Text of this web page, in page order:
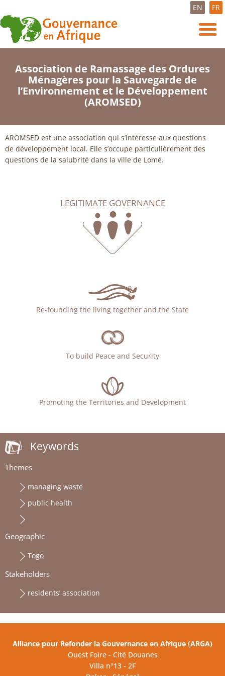
EN FR
Association de Ramassage des Ordures
Ménagères pour la Sauvegarde de
l’Environnement et le Développement
(AROMSED)
AROMSED est une association qui s’intéresse aux questions
de développement local. Elle s’occupe particulièrement des
questions de la salubrité dans la ville de Lomé.
LEGITIMATE GOVERNANCE
Re-founding the living together and the State
To build Peace and Security
Promoting the Territories and Development
Keywords
Themes
managing waste
public health
Geographic
Togo
Stakeholders
residents’ association
Alliance pour Refonder la Gouvernance en Afrique (ARGA)
Ouest Foire - Cité Douanes
Villa n°13 - 2F